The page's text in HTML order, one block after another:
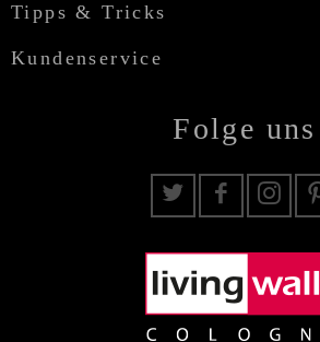
Tipps & Tricks
Kundenservice
Folge uns